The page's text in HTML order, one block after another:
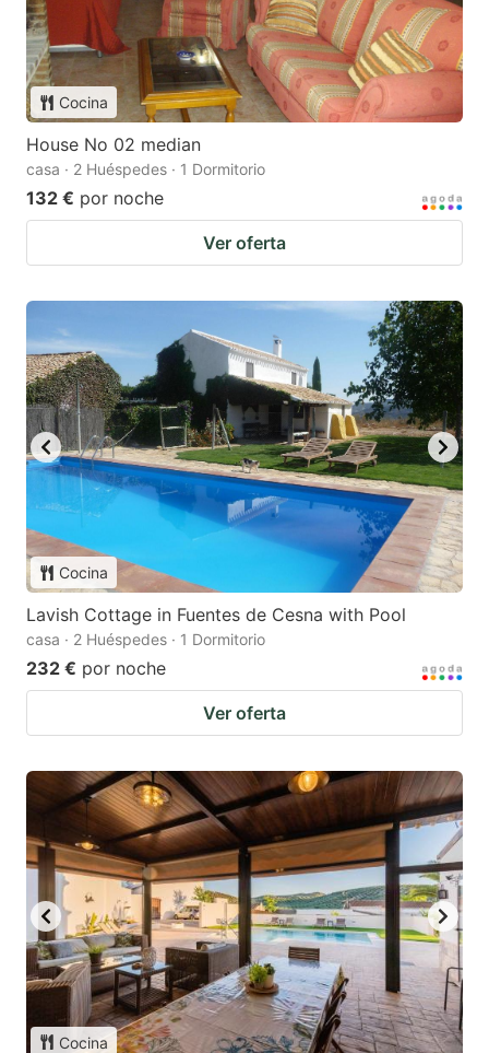
Cocina
House No 02 median
casa · 2 Huéspedes · 1 Dormitorio
132 € por noche
Ver oferta
Cocina
Lavish Cottage in Fuentes de Cesna with Pool
casa · 2 Huéspedes · 1 Dormitorio
232 € por noche
Ver oferta
Cocina